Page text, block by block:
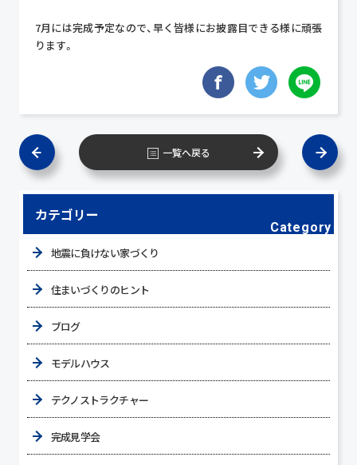
7月には完成予定なので、早く皆様にお披露目できる様に頑張
ります。
一覧へ戻る
カテゴリー
Category
地震に負けない家づくり
住まいづくりのヒント
ブログ
モデルハウス
テクノストラクチャー
完成見学会